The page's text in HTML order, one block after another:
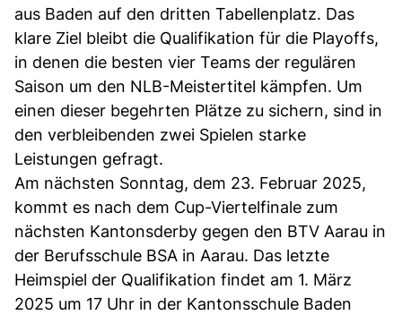
aus Baden auf den dritten Tabellenplatz. Das
klare Ziel bleibt die Qualifikation für die Playoffs,
in denen die besten vier Teams der regulären
Saison um den NLB-Meistertitel kämpfen. Um
einen dieser begehrten Plätze zu sichern, sind in
den verbleibenden zwei Spielen starke
Leistungen gefragt.
Am nächsten Sonntag, dem 23. Februar 2025,
kommt es nach dem Cup-Viertelfinale zum
nächsten Kantonsderby gegen den BTV Aarau in
der Berufsschule BSA in Aarau. Das letzte
Heimspiel der Qualifikation findet am 1. März
2025 um 17 Uhr in der Kantonsschule Baden